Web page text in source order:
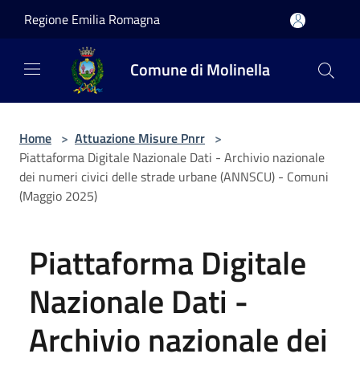
Regione Emilia Romagna
Comune di Molinella
Home > Attuazione Misure Pnrr >
Piattaforma Digitale Nazionale Dati - Archivio nazionale
dei numeri civici delle strade urbane (ANNSCU) - Comuni
(Maggio 2025)
Piattaforma Digitale
Nazionale Dati -
Archivio nazionale dei